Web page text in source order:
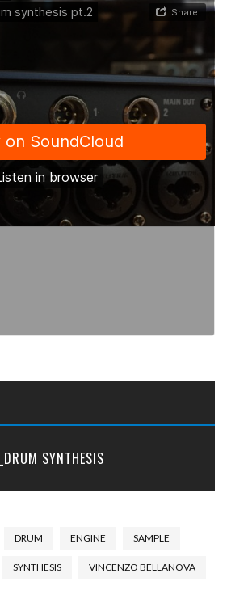
SYNTHESIS
DRUM ENGINE SAMPLE
SYNTHESIS VINCENZO BELLANOVA